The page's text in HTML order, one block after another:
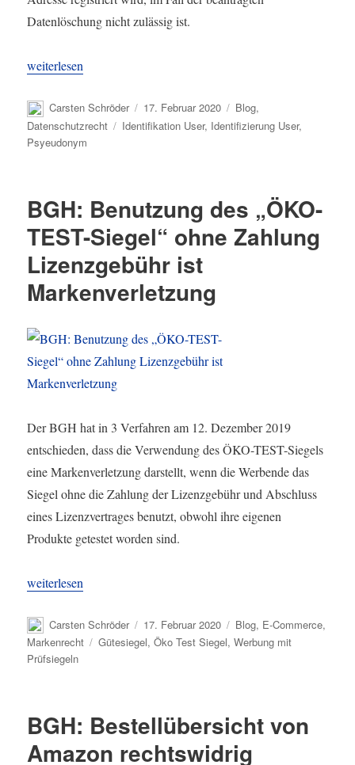
Datenlöschung nicht zulässig ist.
„Datenschutzbehörde Österreich: Unzulässige Forderung nach
weiterlesen
Autor
Carsten Schröder
Veröffentlicht
am
17. Februar 2020 Kategorien
Blog,
Datenschutzrecht
Schlagwörter
Identifikation User, Identifizierung User,
Psyeudonym
BGH: Benutzung des „ÖKO-
TEST-Siegel“ ohne Zahlung
Lizenzgebühr ist
Markenverletzung
Der BGH hat in 3 Verfahren am 12. Dezember 2019
entschieden, dass die Verwendung des ÖKO-TEST-Siegels
eine Markenverletzung darstellt, wenn die Werbende das
Siegel ohne die Zahlung der Lizenzgebühr und Abschluss
eines Lizenzvertrages benutzt, obwohl ihre eigenen
Produkte getestet worden sind.
„BGH: Benutzung des „ÖKO-TEST-Siegel“ ohne Zahlung
weiterlesen
Autor
Carsten Schröder
Veröffentlicht
am
17. Februar 2020 Kategorien
Blog, E-Commerce,
Markenrecht
Schlagwörter
Gütesiegel,Öko Test Siegel,Werbung mit
Prüfsiegeln
BGH: Bestellübersicht von
Amazon rechtswidrig